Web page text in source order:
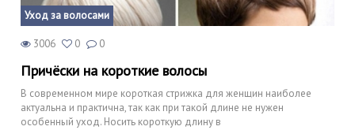
Уход за волосами
3006 0 0
Причёски на короткие волосы
В современном мире короткая стрижка для женщин наиболее
актуальна и практична, так как при такой длине не нужен
особенный уход. Носить короткую длину в